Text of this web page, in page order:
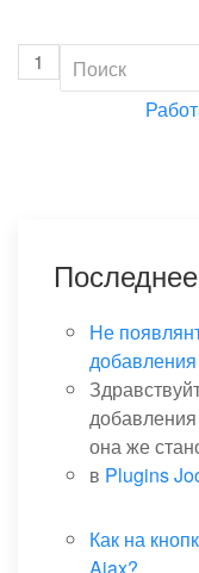
1
Не
добавления
она же
в Plugins
Как на